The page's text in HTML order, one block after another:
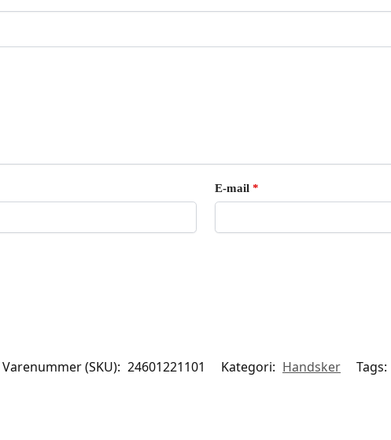
E-mail*
Varenummer (SKU): 24601221101 Kategori: Handsker Tags: